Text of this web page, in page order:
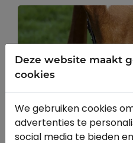
Deze website maakt
cookies
We gebruiken cookies
advertenties te
social media te bieden